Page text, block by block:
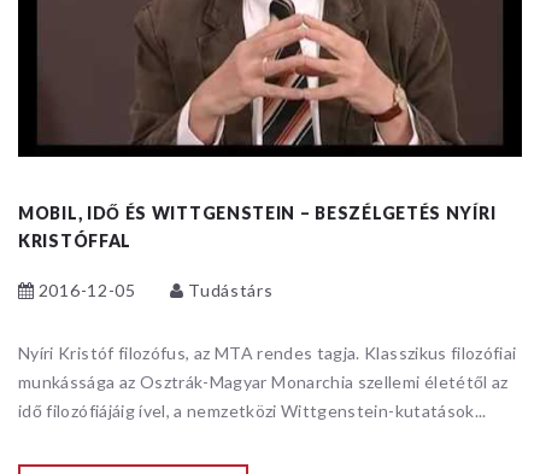
MOBIL, IDŐ ÉS WITTGENSTEIN – BESZÉLGETÉS NYÍRI
KRISTÓFFAL
2016-12-05 Tudástárs
Nyíri Kristóf filozófus, az MTA rendes tagja. Klasszikus filozófiai
munkássága az Osztrák-Magyar Monarchia szellemi életétől az
idő filozófiájáig ível, a nemzetközi Wittgenstein-kutatások...